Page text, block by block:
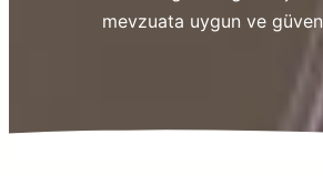
mevzuata uygun ve